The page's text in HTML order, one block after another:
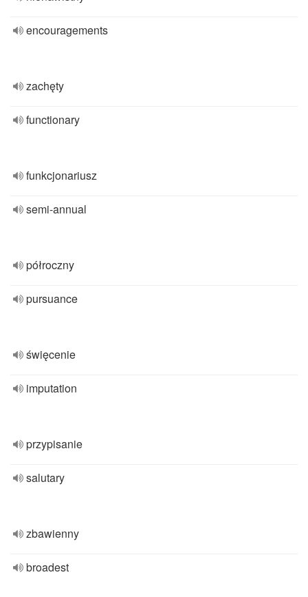
encouragements
zachęty
functionary
funkcjonariusz
semi-annual
półroczny
pursuance
święcenie
imputation
przypisanie
salutary
zbawienny
broadest